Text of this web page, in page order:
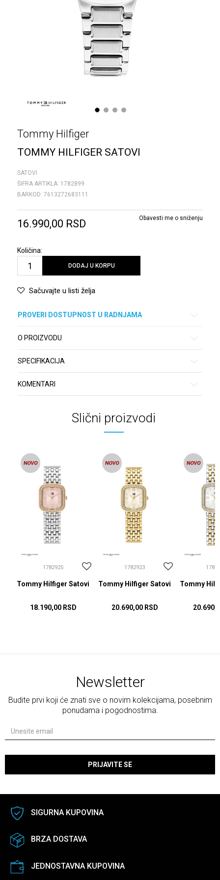
1 2 3 4
Tommy Hilfiger
TOMMY HILFIGER SATOVI
SATOVI
ŠIFRA ARTIKLA: 1782899
BARKOD: 7613272683111
16.990,00 RSD Obavesti me o sniženju
Količina:
DODAJ U KORPU
Sačuvajte u listi želja
PROVERI DOSTUPNOST U RADNJAMA
O PROIZVODU
SPECIFIKACIJA
KOMENTARI
Slični proizvodi
1782925
Tommy Hilfiger Satovi
18.190,00 RSD
1782923
Tommy Hilfiger Satovi
20.690,00 RSD
Tommy
Newsletter
Budite prvi koji će znati sve o novim kolekcijama, posebnim
ponudama i pogodnostima.
PRIJAVITE SE
SIGURNA KUPOVINA
BRZA DOSTAVA
JEDNOSTAVNA KUPOVINA